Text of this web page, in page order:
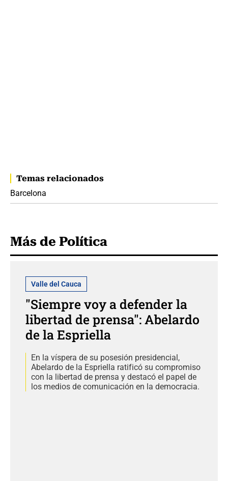
Temas relacionados
Barcelona
Más de Política
Valle del Cauca
"Siempre voy a defender la
libertad de prensa": Abelardo
de la Espriella
En la víspera de su posesión presidencial,
Abelardo de la Espriella ratificó su compromiso
con la libertad de prensa y destacó el papel de
los medios de comunicación en la democracia.